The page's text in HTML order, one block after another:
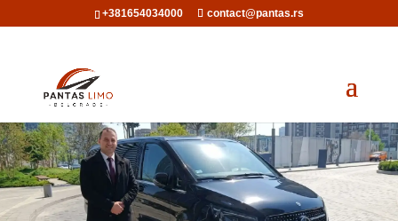
+381654034000 contact@pantas.rs